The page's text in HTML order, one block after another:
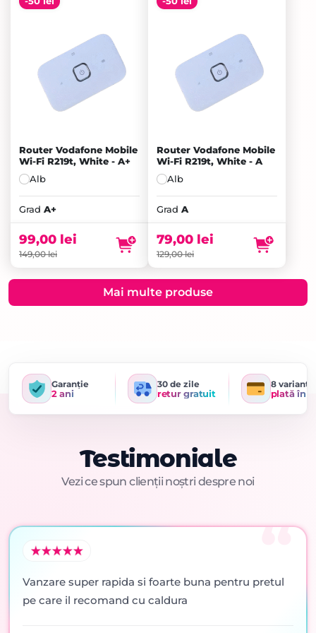
Router Vodafone Mobile
Wi-Fi R219t, White - A+
Alb
Grad A+
149,00lei
Prețul
inițial
fost:
149,00 lei.
99,00 lei
Prețul
este:
99,00 lei.
Router Vodafone Mobile
Wi-Fi R219t, White - A
Alb
Grad A
129,00lei
Prețul
inițial
fost:
129,00 lei.
79,00 lei
Prețul
este:
79,00 lei.
Mai multe produse
Garanție
2 ani
30 de zile
retur gratuit
8 variante
plată în
Testimoniale
Vezi ce spun clienții noștri despre noi
Vanzare super rapida si foarte buna pentru pretul
pe care il recomand cu caldura